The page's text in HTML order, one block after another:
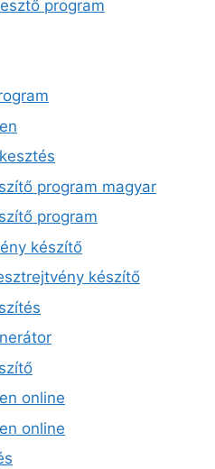
program
program magyar
program
készítő
készítő
online
online